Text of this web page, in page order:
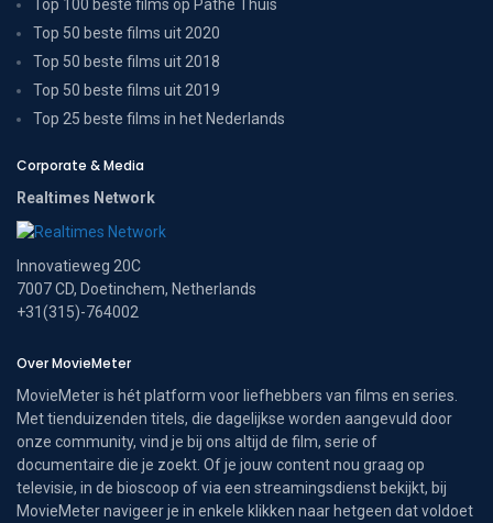
Top 100 beste films op Pathé Thuis
Top 50 beste films uit 2020
Top 50 beste films uit 2018
Top 50 beste films uit 2019
Top 25 beste films in het Nederlands
Corporate & Media
Realtimes Network
Innovatieweg 20C
7007 CD, Doetinchem, Netherlands
+31(315)-764002
Over MovieMeter
MovieMeter is hét platform voor liefhebbers van films en series.
Met tienduizenden titels, die dagelijkse worden aangevuld door
onze community, vind je bij ons altijd de film, serie of
documentaire die je zoekt. Of je jouw content nou graag op
televisie, in de bioscoop of via een streamingsdienst bekijkt, bij
MovieMeter navigeer je in enkele klikken naar hetgeen dat voldoet